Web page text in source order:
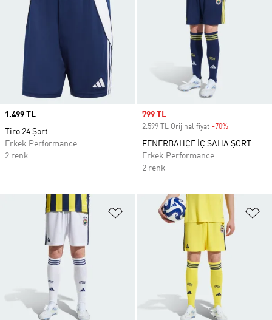
Price
1.499 TL
Tiro 24 Şort
Erkek Performance
2 renk
Sale price
799 TL
2.599 TL Orijinal fiyat -70%
FENERBAHÇE İÇ SAHA ŞORT
Erkek Performance
2 renk
Favori Listesine Ekle